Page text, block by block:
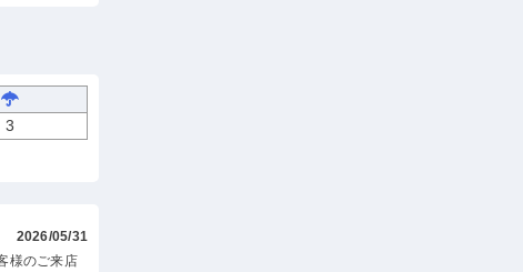
3
2026/05/31
様のご来店